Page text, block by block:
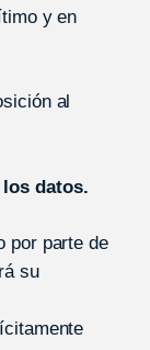
y en
al
datos.
por parte de
su